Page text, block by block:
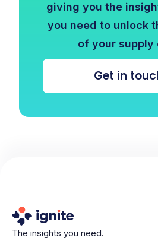
giving you the
you need to unlock
of your supply
Get in
The insights you need.